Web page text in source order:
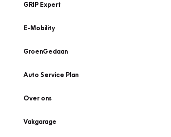
GRIP Expert
E-Mobility
GroenGedaan
Auto Service Plan
Over ons
Vakgarage